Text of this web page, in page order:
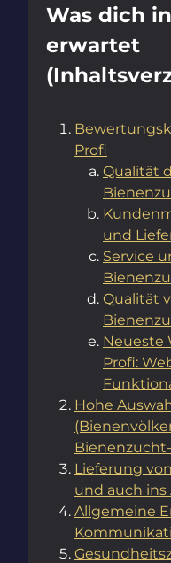
Was dich
erwartet
Profi
Qualität
und
Service
Qualität
Neueste
Profi:
Hohe
Lieferung
und auch ins
Allgemeine